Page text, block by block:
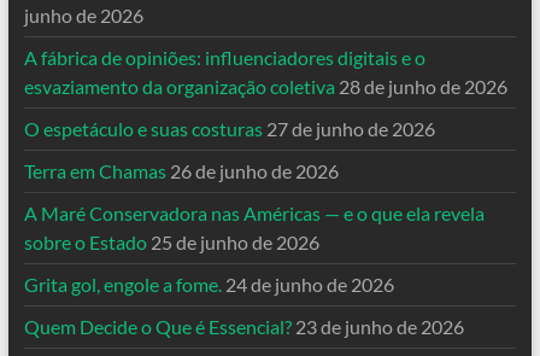
junho de 2026
A fábrica de opiniões: influenciadores digitais e o
esvaziamento da organização coletiva 28 de junho de 2026
O espetáculo e suas costuras 27 de junho de 2026
Terra em Chamas 26 de junho de 2026
A Maré Conservadora nas Américas — e o que ela revela
sobre o Estado 25 de junho de 2026
Grita gol, engole a fome. 24 de junho de 2026
Quem Decide o Que é Essencial? 23 de junho de 2026